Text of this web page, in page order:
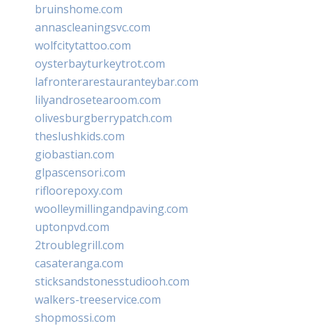
bruinshome.com
annascleaningsvc.com
wolfcitytattoo.com
oysterbayturkeytrot.com
lafronterarestauranteybar.com
lilyandrosetearoom.com
olivesburgberrypatch.com
theslushkids.com
giobastian.com
glpascensori.com
rifloorepoxy.com
woolleymillingandpaving.com
uptonpvd.com
2troublegrill.com
casateranga.com
sticksandstonesstudiooh.com
walkers-treeservice.com
shopmossi.com